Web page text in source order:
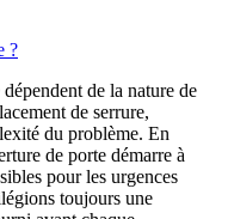
?
de la nature de
de serrure,
du problème. En
de porte démarre à
pour les urgences
toujours une